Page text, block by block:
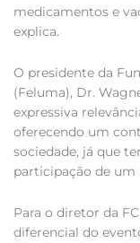
medicamentos e
explica.
O presidente da
(Feluma), Dr.
expressiva
oferecendo um
sociedade, já que
participação de um
Para o diretor da
diferencial do